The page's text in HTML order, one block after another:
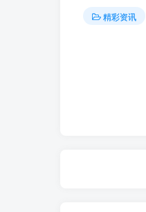
精彩资讯